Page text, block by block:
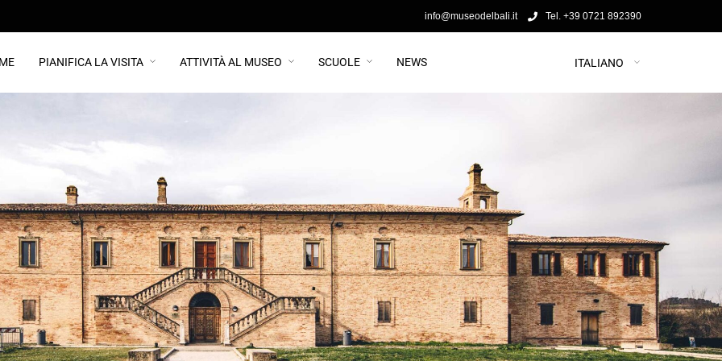
info@museodelbali.it Tel. +39 0721 892390
PIANIFICA LA VISITA ATTIVITÀ AL MUSEO SCUOLE NEWS ITALIANO